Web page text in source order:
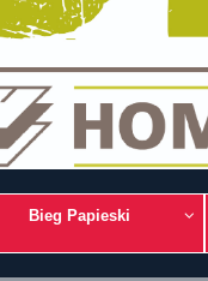
Bieg Papieski